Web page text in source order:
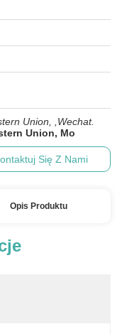
Union, ,Wechat.
Union, Mo
Się Z Nami
Opis Produktu